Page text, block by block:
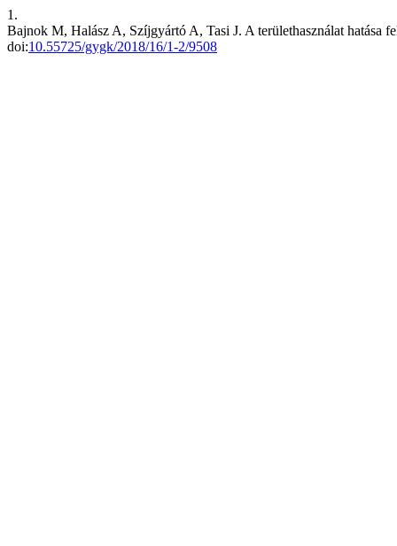
1.
Bajnok M, Halász A, Szíjgyártó A, Tasi J. A területhasználat hatása
doi:10.55725/gygk/2018/16/1-2/9508